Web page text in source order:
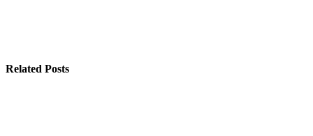
Related Posts